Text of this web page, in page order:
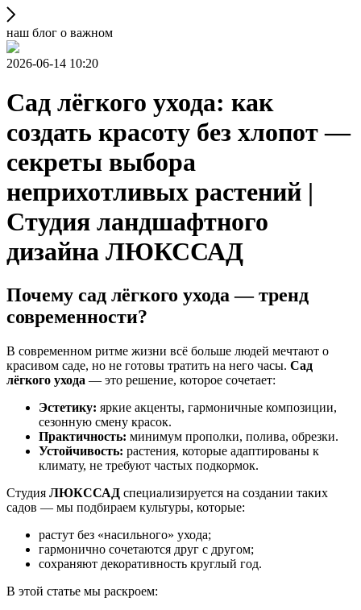
наш блог о важном
2026-06-14 10:20
Сад лёгкого ухода: как
создать красоту без хлопот —
секреты выбора
неприхотливых растений |
Студия ландшафтного
дизайна ЛЮКССАД
Почему сад лёгкого ухода — тренд
современности?
В современном ритме жизни всё больше людей мечтают о
красивом саде, но не готовы тратить на него часы. Сад
лёгкого ухода — это решение, которое сочетает:
Эстетику: яркие акценты, гармоничные композиции,
сезонную смену красок.
Практичность: минимум прополки, полива, обрезки.
Устойчивость: растения, которые адаптированы к
климату, не требуют частых подкормок.
Студия ЛЮКССАД специализируется на создании таких
садов — мы подбираем культуры, которые:
растут без «насильного» ухода;
гармонично сочетаются друг с другом;
сохраняют декоративность круглый год.
В этой статье мы раскроем: